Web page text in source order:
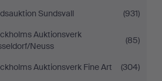
Sundsvall
(931)
Auktionsverk
Neuss
(85)
Auktionsverk Fine Art
(304)